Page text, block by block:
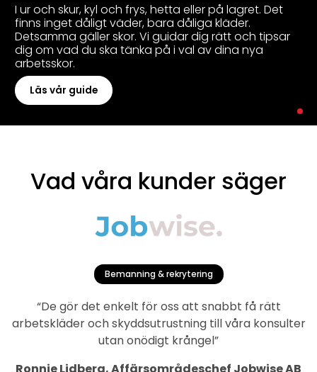
I ur och skur, kyl och frys, hetta eller på lagret. Det
finns inget dåligt väder, bara dåliga kläder.
Detsamma gäller skor. Vi guidar dig rätt och tipsar
dig om vad du ska tänka på i val av dina nya
arbetsskor.
Läs vår guide
Vad våra kunder säger
Bemanning & rekrytering
“De gör det enkelt för oss att snabbt få rätt
arbetskläder och skyddsutrustning till våra konsulter
utan onödigt krångel”
Ronnie Lidberg, Affärsområdeschef Jobwise AB